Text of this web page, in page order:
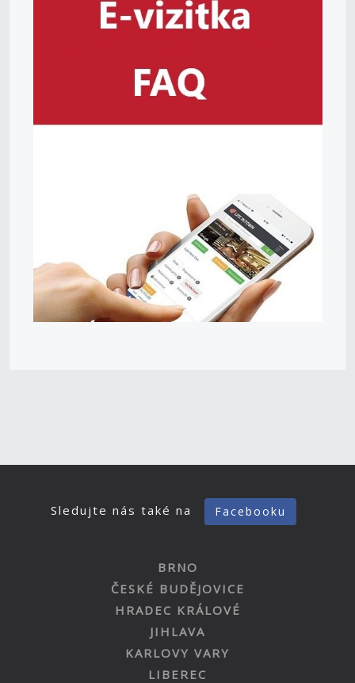
Sledujte nás také na Facebooku
BRNO
ČESKÉ BUDĚJOVICE
HRADEC KRÁLOVÉ
JIHLAVA
KARLOVY VARY
LIBEREC